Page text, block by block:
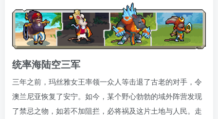
统率海陆空三军
三年之前，玛丝雅女王率领一众人等击退了古老的对手，令
澳兰尼亚恢复了安宁。如今，某个野心勃勃的域外阵营发现
了禁忌之物，如若不加阻拦，必将祸及这片土地与人民。走